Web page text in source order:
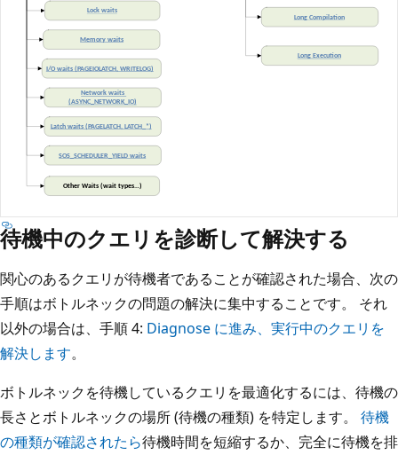
待機中のクエリを診断して解決する
関心のあるクエリが待機者であることが確認された場合、次の
手順はボトルネックの問題の解決に集中することです。 それ
以外の場合は、手順 4: Diagnose に進み、実行中のクエリを
解決します。
ボトルネックを待機しているクエリを最適化するには、待機の
長さとボトルネックの場所 (待機の種類) を特定します。 待機
の種類が確認されたら待機時間を短縮するか、完全に待機を排